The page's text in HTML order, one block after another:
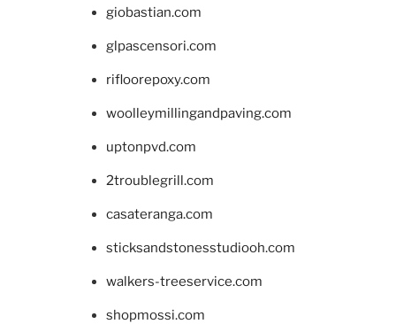
giobastian.com
glpascensori.com
rifloorepoxy.com
woolleymillingandpaving.com
uptonpvd.com
2troublegrill.com
casateranga.com
sticksandstonesstudiooh.com
walkers-treeservice.com
shopmossi.com